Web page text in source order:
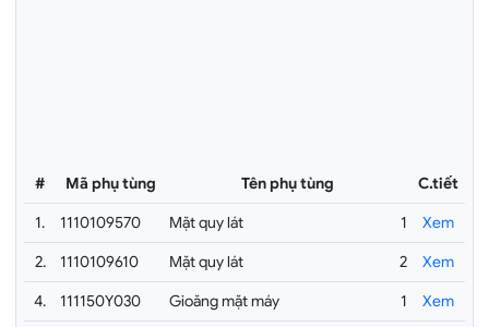
# Mã phụ tùng Tên phụ tùng
C.tiết
1.
1110109570 Mặt quy lát 1
Xem
2.
1110109610 Mặt quy lát 2
Xem
4.
111150Y030 Gioăng mặt máy 1
Xem